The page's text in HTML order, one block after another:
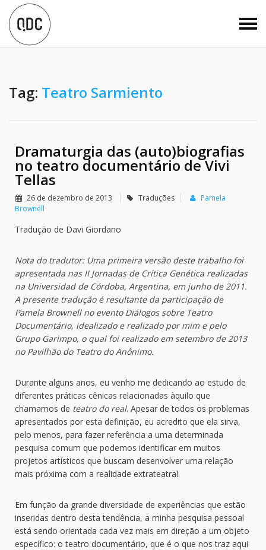
Tag: Teatro Sarmiento
Dramaturgia das (auto)biografias
no teatro documentário de Vivi
Tellas
26 de dezembro de 2013 Traduções
Pamela
Brownell
Tradução de Davi Giordano
Nota do tradutor: Uma primeira versão deste trabalho foi
apresentada nas II Jornadas de Crítica Genética realizadas
na Universidad de Córdoba, Argentina, em junho de 2011.
A presente tradução é resultante da participação de
Pamela Brownell no evento Diálogos sobre Teatro
Documentário, idealizado e realizado por mim e pelo
Grupo Garimpo, o qual foi realizado em setembro de 2013
no Pavilhão do Teatro do Anônimo.
Durante alguns anos, eu venho me dedicando ao estudo de
diferentes práticas cênicas relacionadas àquilo que
chamamos de teatro do real. Apesar de todos os problemas
apresentados por esta definição, eu acredito que ela sirva,
pelo menos, para fazer referência a uma determinada
pesquisa comum que podemos identificar em muitos
projetos artísticos que buscam desenvolver uma relação
mais próxima com a realidade extrateatral.
Em função da grande diversidade de experiências que estão
inseridas dentro desta tendência, a minha pesquisa pessoal
está sendo orientada cada vez mais em direção a um objeto
específico: o teatro documentário, que é o que nos traz aqui